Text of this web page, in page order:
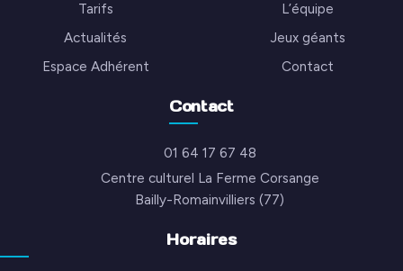
Tarifs
L’équipe
Actualités
Jeux géants
Espace Adhérent
Contact
Contact
01 64 17 67 48
Centre culturel La Ferme Corsange
Bailly-Romainvilliers (77)
Horaires